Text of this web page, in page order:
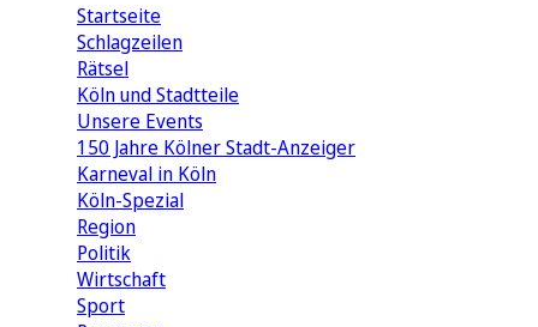
Startseite
Schlagzeilen
Rätsel
Köln und Stadtteile
Unsere Events
150 Jahre Kölner Stadt-Anzeiger
Karneval in Köln
Köln-Spezial
Region
Politik
Wirtschaft
Sport